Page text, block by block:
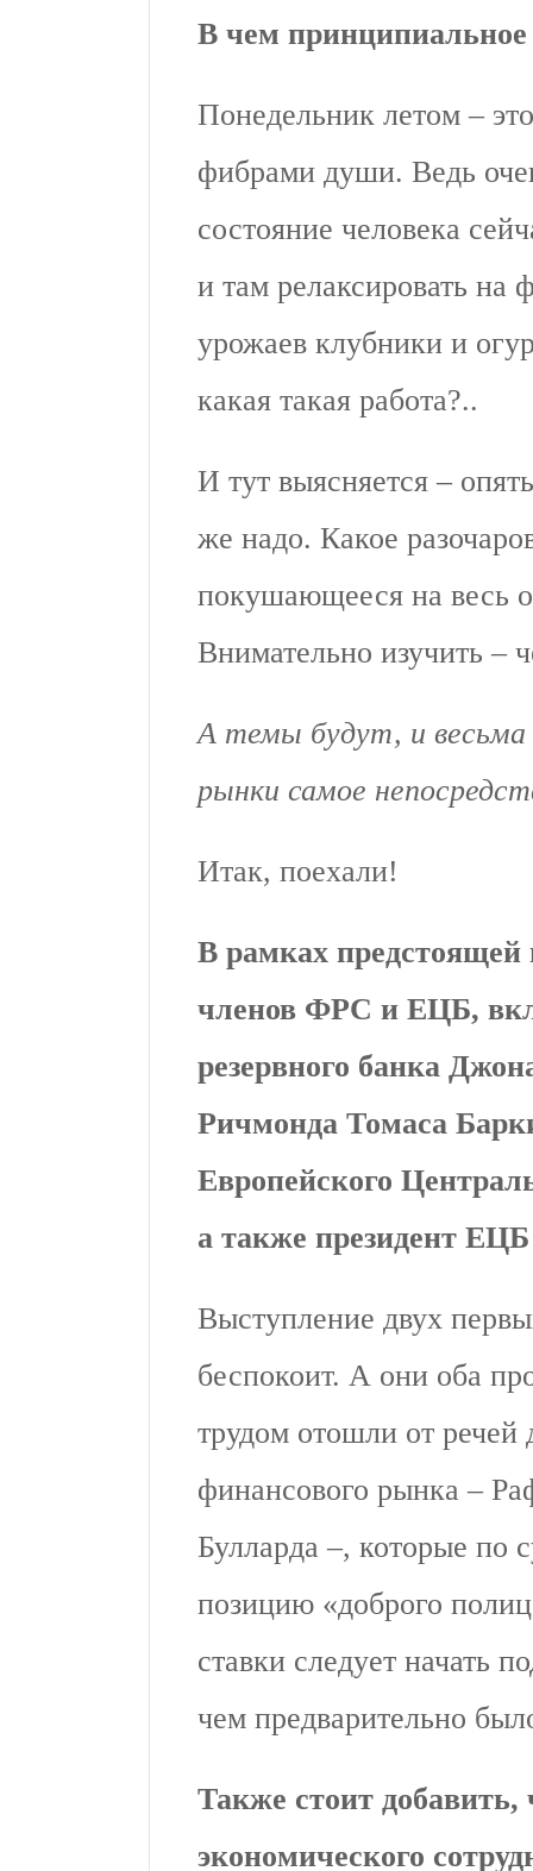
В чем принципиальное
Понедельник летом –
фибрами души. Ведь
состояние человека
и там релаксировать на
урожаев клубники и
какая такая работа?..
И тут выясняется –
же надо. Какое
покушающееся на весь
Внимательно изучить –
А темы будут, и весьма
рынки самое
Итак, поехали!
В рамках предстоящей
членов ФРС и ЕЦБ,
резервного банка
Ричмонда Томаса
Европейского
а также президент
Выступление двух
беспокоит. А они оба
трудом отошли от речей
финансового рынка –
Булларда –, которые по
позицию «доброго
ставки следует начать
чем предварительно
Также стоит добавить,
экономического